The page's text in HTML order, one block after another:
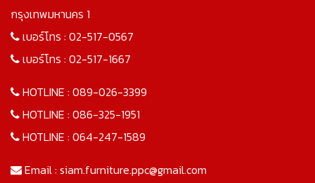
กรุงเทพมหานคร 1
เบอร์โทร : 02-517-0567
เบอร์โทร : 02-517-1667
HOTLINE : 089-026-3399
HOTLINE : 086-325-1951
HOTLINE : 064-247-1589
Email : siam.furniture.ppc@gmail.com